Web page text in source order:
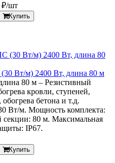
₽/шт
Купить
Вт/м) 2400 Вт, длина 80 м
80 м – Резистивный
кровли, ступеней,
бетона и т.д.
Вт/м. Мощность комплекта:
секции: 80 м. Максимальная
IP67.
Купить